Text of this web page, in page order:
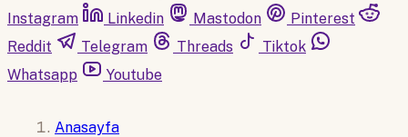
Instagram
Linkedin Mastodon
Pinterest
Reddit
Telegram Threads
Tiktok
Whatsapp
Youtube
Anasayfa